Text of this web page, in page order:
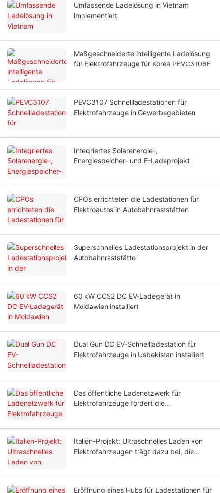
Umfassende Ladelösung in Vietnam
implementiert
Maßgeschneiderte intelligente Ladelösung
für Elektrofahrzeuge für Korea PEVC3108E
PEVC3107 Schnellladestationen für
Elektrofahrzeuge in Gewerbegebieten
Integriertes Solarenergie-,
Energiespeicher- und E-Ladeprojekt
CPOs errichteten die Ladestationen für
Elektroautos in Autobahnraststätten
Superschnelles Ladestationsprojekt in der
Autobahnraststätte
60 kW CCS2 DC EV-Ladegerät in
Moldawien installiert
Dual Gun DC EV-Schnellladestation für
Elektrofahrzeuge in Usbekistan installiert
Das öffentliche Ladenetzwerk für
Elektrofahrzeuge fördert die
Italien-Projekt: Ultraschnelles Laden von
Elektrofahrzeugen trägt dazu bei, die
Eröffnung eines Hubs für Ladestationen für